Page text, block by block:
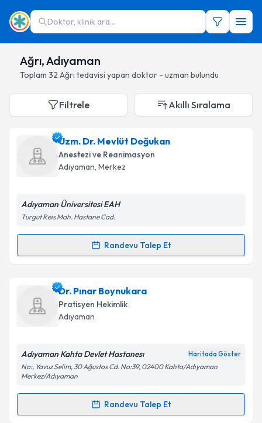
Doktor, klinik ara...
Ağrı, Adıyaman
Toplam 32 Ağrı tedavisi yapan doktor - uzman bulundu
Filtrele Akıllı Sıralama
Uzm. Dr. Mevlüt Doğukan
Anestezi ve Reanimasyon
Adıyaman, Merkez
Adıyaman Üniversitesi EAH
Turgut Reis Mah. Hastane Cad.
Randevu Talep Et
Randevu Takvimi Talebi
Uzm. Dr. Mevlüt Doğukaniçin randevu takvimi talebi
oluşturun. Size bu uzmandan randevu almanız için bir
takvim hazırlandığında e-posta ile bilgilendireceğiz.
Kişisel verilerimin işlenmesine ilişkinAydınlatma
'ni okudum ve kişisel verilerimin belirtilen
kapsamda işlenmesini kabul ediyorum.
Dr. Pınar Boynukara
Pratisyen Hekimlik
Adıyaman
Adıyaman Kahta Devlet Hastanesı Haritada Göster
No:, Yavuz Selim, 30 Ağustos Cd. No:39, 02400 Kahta/Adıyaman
Merkez/Adıyaman
Randevu Talep Et
Randevu Takvimi Talebi